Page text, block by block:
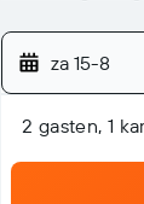
za 15-8
2 gasten, 1